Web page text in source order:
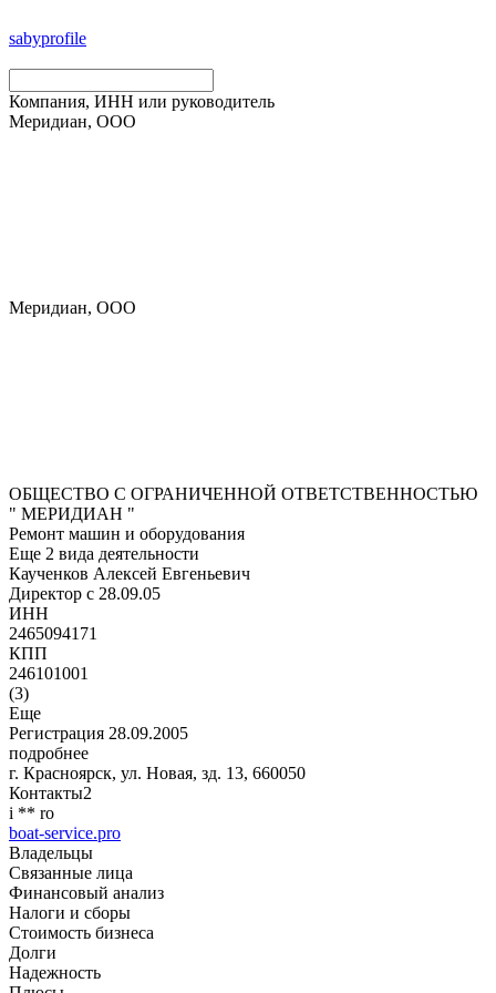
sabyprofile
Компания, ИНН или руководитель
Меридиан, ООО
Меридиан, ООО
ОБЩЕСТВО С ОГРАНИЧЕННОЙ ОТВЕТСТВЕННОСТЬЮ
" МЕРИДИАН "
Ремонт машин и оборудования
Еще 2 вида деятельности
Каученков Алексей Евгеньевич
Директор c 28.09.05
ИНН
2465094171
КПП
246101001
(3)
Еще
Регистрация 28.09.2005
подробнее
г. Красноярск, ул. Новая, зд. 13, 660050
Контакты2
i ** ro
boat-service.pro
Владельцы
Связанные лица
Финансовый анализ
Налоги и сборы
Стоимость бизнеса
Долги
Надежность